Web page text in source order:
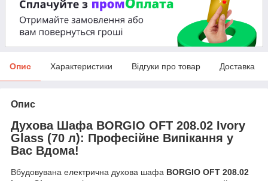
Опис Характеристики Відгуки про товар Доставка
Опис
Духова Шафа BORGIO OFT 208.02 Ivory
Glass (70 л): Професійне Випікання у
Вас Вдома!
Вбудовувана електрична духова шафа BORGIO OFT 208.02